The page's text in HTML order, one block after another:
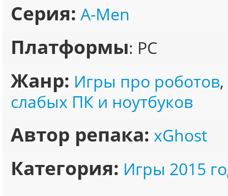
Серия: A-Men
Платформы: PC
Жанр: Игры про роботов,
слабых ПК и ноутбуков
Автор репака: xGhost
Категория: Игры 2015